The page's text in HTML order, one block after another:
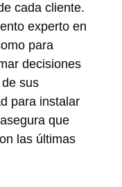
cada cliente.
experto en
para
decisiones
sus
para instalar
que
las últimas